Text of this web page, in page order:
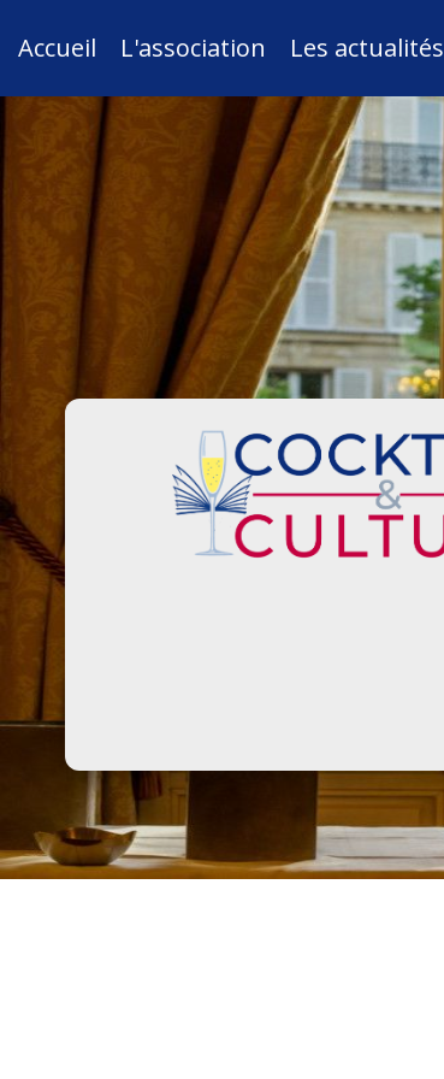
Accueil L'association Les actualités